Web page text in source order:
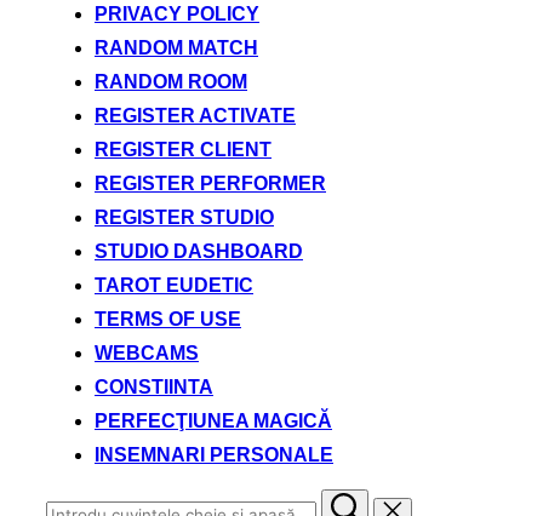
PRIVACY POLICY
RANDOM MATCH
RANDOM ROOM
REGISTER ACTIVATE
REGISTER CLIENT
REGISTER PERFORMER
REGISTER STUDIO
STUDIO DASHBOARD
TAROT EUDETIC
TERMS OF USE
WEBCAMS
CONSTIINTA
PERFECŢIUNEA MAGICĂ
INSEMNARI PERSONALE
Caută